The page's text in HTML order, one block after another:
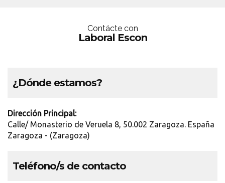
Contácte con
Laboral Escon
¿Dónde estamos?
Dirección Principal:
Calle/ Monasterio de Veruela 8, 50.002 Zaragoza. España
Zaragoza - (Zaragoza)
Teléfono/s de contacto